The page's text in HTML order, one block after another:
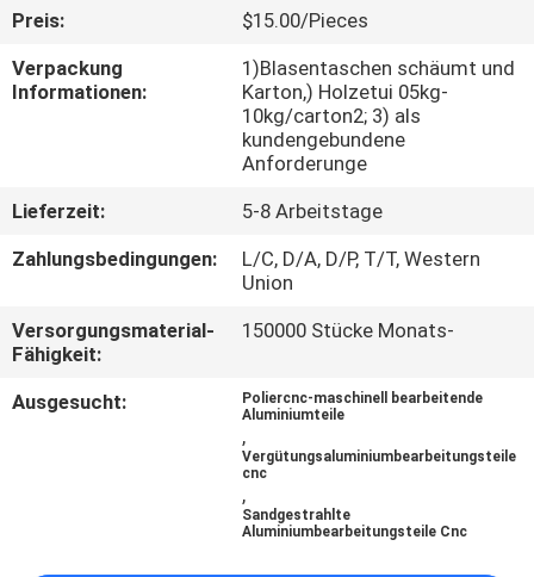
QUALITÄTSKONTROLLE
KONTAKT
NEUIGKEITEN
BITTE
UM
EIN
Preis:
$15.00/Pieces
Verpackung
Informationen:
1)Blasentaschen schäumt und
Karton,) Holzetui 05kg-
10kg/carton2; 3) als
kundengebundene
Anforderunge
Lieferzeit:
5-8 Arbeitstage
Zahlungsbedingungen:
L/C, D/A, D/P, T/T, Western
Union
Versorgungsmaterial-
Fähigkeit:
150000 Stücke Monats-
Ausgesucht:
Poliercnc-maschinell bearbeitende
Aluminiumteile
,
Vergütungsaluminiumbearbeitungsteile
cnc
,
Sandgestrahlte
Aluminiumbearbeitungsteile Cnc